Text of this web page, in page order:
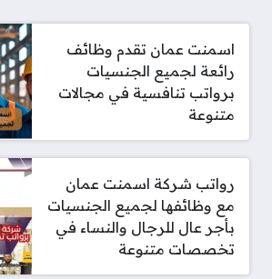
اسمنت عمان تقدم وظائف
رائعة لجميع الجنسيات
برواتب تنافسية في مجالات
متنوعة
رواتب شركة اسمنت عمان
مع وظائفها لجميع الجنسيات
بأجر عال للرجال والنساء في
تخصصات متنوعة